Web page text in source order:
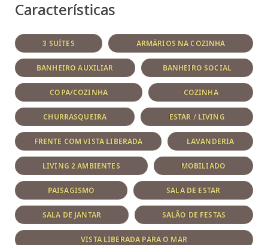
Características
3 SUÍTES ARMÁRIOS NA COZINHA
BANHEIRO AUXILIAR BANHEIRO SOCIAL
COPA/COZINHA COZINHA
CHURRASQUEIRA ESTAR / LIVING
FRENTE COM VISTA LIBERADA LAVANDERIA
LIVING 2 AMBIENTES MOBILIADO
PAISAGISMO SALA DE ESTAR
SALA DE JANTAR SALÃO DE FESTAS
VISTA LIBERADA PARA O MAR